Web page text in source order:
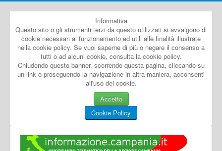
Informativa
Questo sito o gli strumenti terzi da questo utilizzati si avvalgono di
cookie necessari al funzionamento ed utili alle finalità illustrate
nella cookie policy. Se vuoi saperne di più o negare il consenso a
tutti o ad alcuni cookie, consulta la cookie policy.
Chiudendo questo banner, scorrendo questa pagina, cliccando su
un link o proseguendo la navigazione in altra maniera, acconsenti
all'uso dei cookie.
Accetto
Cookie Policy